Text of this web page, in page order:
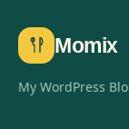
Momix
My WordPress